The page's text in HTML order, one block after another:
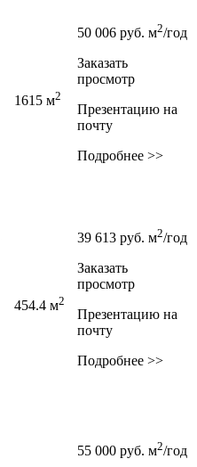
1615 м2
50 006 руб. м2/год
Заказать
просмотр
Презентацию на
почту
Подробнее >>
454.4 м2
39 613 руб. м2/год
Заказать
просмотр
Презентацию на
почту
Подробнее >>
55 000 руб. м2/год